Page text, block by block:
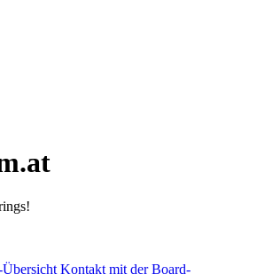
Kontakt mit der Board-